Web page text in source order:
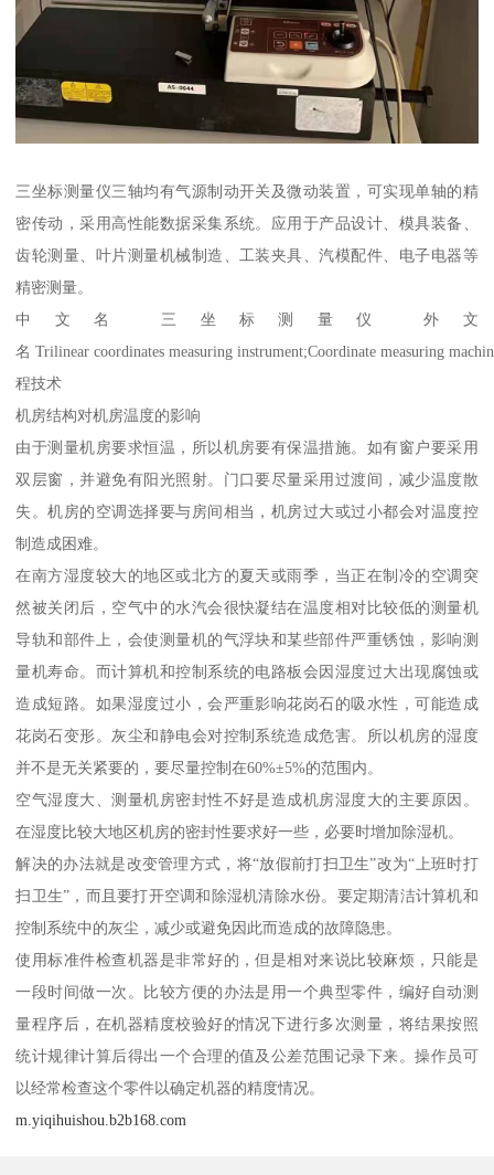
三坐标测量仪三轴均有气源制动开关及微动装置，可实现单轴的精
密传动，采用高性能数据采集系统。应用于产品设计、模具装备、
齿轮测量、叶片测量机械制造、工装夹具、汽模配件、电子电器等
精密测量。
中文名 三坐标测量仪 外文
名 Trilinear coordinates measuring instrument;Coordinate
程技术
机房结构对机房温度的影响
由于测量机房要求恒温，所以机房要有保温措施。如有窗户要采用
双层窗，并避免有阳光照射。门口要尽量采用过渡间，减少温度散
失。机房的空调选择要与房间相当，机房过大或过小都会对温度控
制造成困难。
在南方湿度较大的地区或北方的夏天或雨季，当正在制冷的空调突
然被关闭后，空气中的水汽会很快凝结在温度相对比较低的测量机
导轨和部件上，会使测量机的气浮块和某些部件严重锈蚀，影响测
量机寿命。而计算机和控制系统的电路板会因湿度过大出现腐蚀或
造成短路。如果湿度过小，会严重影响花岗石的吸水性，可能造成
花岗石变形。灰尘和静电会对控制系统造成危害。所以机房的湿度
并不是无关紧要的，要尽量控制在60%±5%的范围内。
空气湿度大、测量机房密封性不好是造成机房湿度大的主要原因。
在湿度比较大地区机房的密封性要求好一些，必要时增加除湿机。
解决的办法就是改变管理方式，将“放假前打扫卫生”改为“上班时打
扫卫生”，而且要打开空调和除湿机清除水份。要定期清洁计算机和
控制系统中的灰尘，减少或避免因此而造成的故障隐患。
使用标准件检查机器是非常好的，但是相对来说比较麻烦，只能是
一段时间做一次。比较方便的办法是用一个典型零件，编好自动测
量程序后，在机器精度校验好的情况下进行多次测量，将结果按照
统计规律计算后得出一个合理的值及公差范围记录下来。操作员可
以经常检查这个零件以确定机器的精度情况。
m.yiqihuishou.b2b168.com